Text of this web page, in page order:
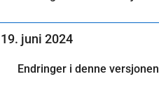
19. juni 2024
Endringer i denne versjonen